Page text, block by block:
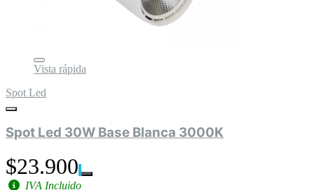
Vista rápida
Spot Led
Spot Led 30W Base Blanca 3000K
$23.900
IVA Incluido